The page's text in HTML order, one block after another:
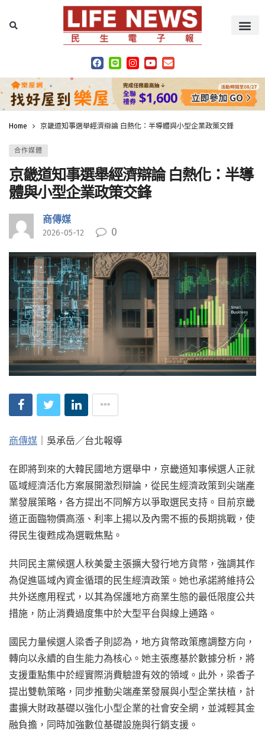
Home 京畿道知事選舉經濟辯論 白熱化：半導體與小型企業政策交鋒
合作媒體
京畿道知事選舉經濟辯論 白熱化：半導
體與小型企業政策交鋒
商傳媒
2026-05-12 0
商傳媒 ｜吳承岳／台北報導
在即將到來的大韓民國地方選舉中，京畿道知事候選人正就
區域經濟活化方案展開激烈辯論，從民生經濟政策到尖端產
業發展策略，各方提出不同解方以爭取選民支持。目前京畿
道正面臨物價高漲、利率上揚以及內需不振的長期挑戰，使
得民生復甦成為選戰焦點。
共同民主黨候選人秋美愛主張擴大發行地方貨幣，強調其作
為促進區域內資金循環的民生經濟政策。她也承諾將維持公
共外送應用程式，以其為保護地方商業生態的最低限度公共
措施，防止消費過度集中於大型平台與線上通路。
國民力量候選人梁香子則認為，地方貨幣政策應調整方向，
轉向以永續的自生能力為核心。她主張應基於數據分析，將
支援重點集中於經實際消費驗證有效的領域。此外，梁香子
提出雙軌策略，同步推動尖端產業發展與小型企業扶植，計
畫擴大財政基礎以強化小型企業的社會安全網，並減輕其金
融負擔，同時加強數位基礎設施與行銷支援。